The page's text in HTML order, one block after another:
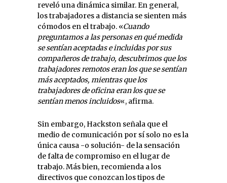
reveló una dinámica similar. En general,
los trabajadores a distancia se sienten más
cómodos en el trabajo. «Cuando
preguntamos a las personas en qué medida
se sentían aceptadas e incluidas por sus
compañeros de trabajo, descubrimos que los
trabajadores remotos eran los que se sentían
más aceptados, mientras que los
trabajadores de oficina eran los que se
sentían menos incluidos«, afirma.
Sin embargo, Hackston señala que el
medio de comunicación por sí solo no es la
única causa -o solución- de la sensación
de falta de compromiso en el lugar de
trabajo. Más bien, recomienda a los
directivos que conozcan los tipos de